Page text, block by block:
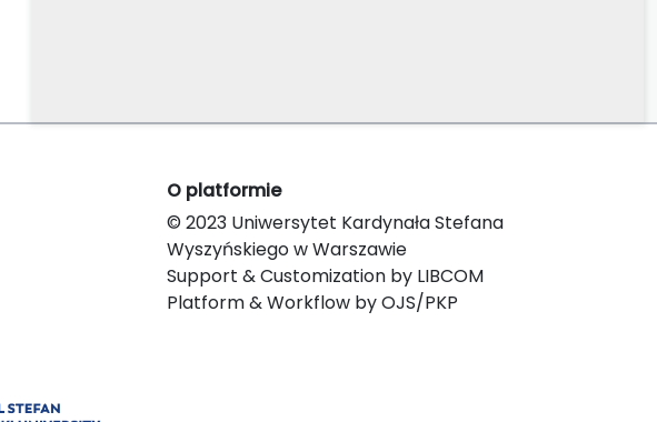
O platformie
© 2023 Uniwersytet Kardynała Stefana
Wyszyńskiego w Warszawie
Support & Customization by LIBCOM
Platform & Workflow by OJS/PKP